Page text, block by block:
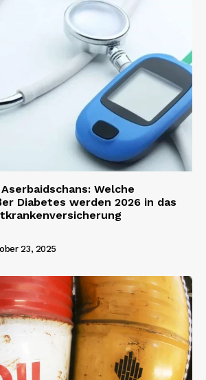
Welche
Diabetes werden 2026 in das
23, 2025